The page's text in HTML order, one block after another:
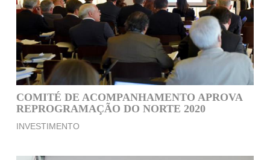
COMITÉ DE ACOMPANHAMENTO APROVA
REPROGRAMAÇÃO DO NORTE 2020
INVESTIMENTO